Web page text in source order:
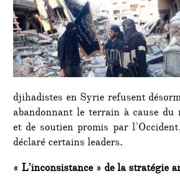
djihadistes en Syrie refusent
abandonnant le terrain à cause du
et de soutien promis par
déclaré certains leaders.
« L’inconsistance » de la stratégie